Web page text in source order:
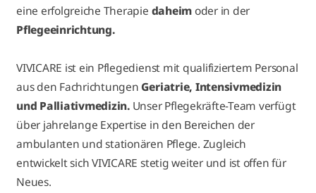
eine erfolgreiche Therapie daheim oder in der
Pflegeeinrichtung.
VIVICARE ist ein Pflegedienst mit qualifiziertem Personal
aus den Fachrichtungen Geriatrie, Intensivmedizin
und Palliativmedizin.Unser Pflegekräfte-Team verfügt
über jahrelange Expertise in den Bereichen der
ambulanten und stationären Pflege. Zugleich
entwickelt sich VIVICARE stetig weiter und ist offen für
Neues.